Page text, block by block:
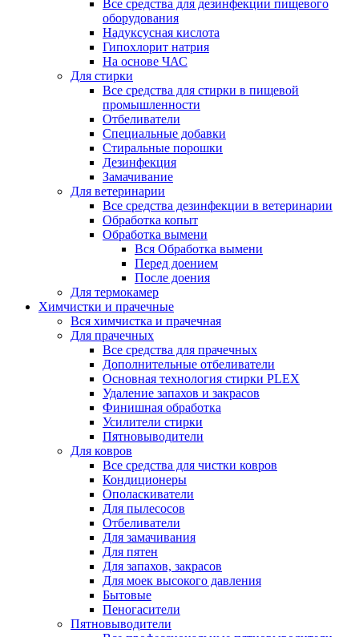
Все средства для дезинфекции пищевого
оборудования
Надуксусная кислота
Гипохлорит натрия
На основе ЧАС
Для стирки
Все средства для стирки в пищевой
промышленности
Отбеливатели
Специальные добавки
Стиральные порошки
Дезинфекция
Замачивание
Для ветеринарии
Все средства дезинфекции в ветеринарии
Обработка копыт
Обработка вымени
Вся Обработка вымени
Перед доением
После доения
Для термокамер
Химчистки и прачечные
Вся химчистка и прачечная
Для прачечных
Все средства для прачечных
Дополнительные отбеливатели
Основная технология стирки PLEX
Удаление запахов и закрасов
Финишная обработка
Усилители стирки
Пятновыводители
Для ковров
Все средства для чистки ковров
Кондиционеры
Ополаскиватели
Для пылесосов
Отбеливатели
Для замачивания
Для пятен
Для запахов, закрасов
Для моек высокого давления
Бытовые
Пеногасители
Пятновыводители